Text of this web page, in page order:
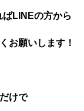
LINEの方から
お願いします！
けで